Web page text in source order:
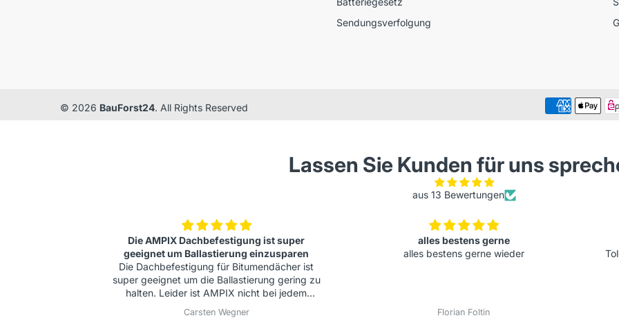
Sendungsverfolgung
© 2026 BauForst24. All Rights Reserved
Lassen Sie Kunden für uns
aus 13 Bewertungen
alles bestens gerne
alles bestens gerne wieder
Florian Foltin
Tolle Verarbeitung
Tolle Verarbeitung, sehr hochwertiges Produkt.
Andrea Walter